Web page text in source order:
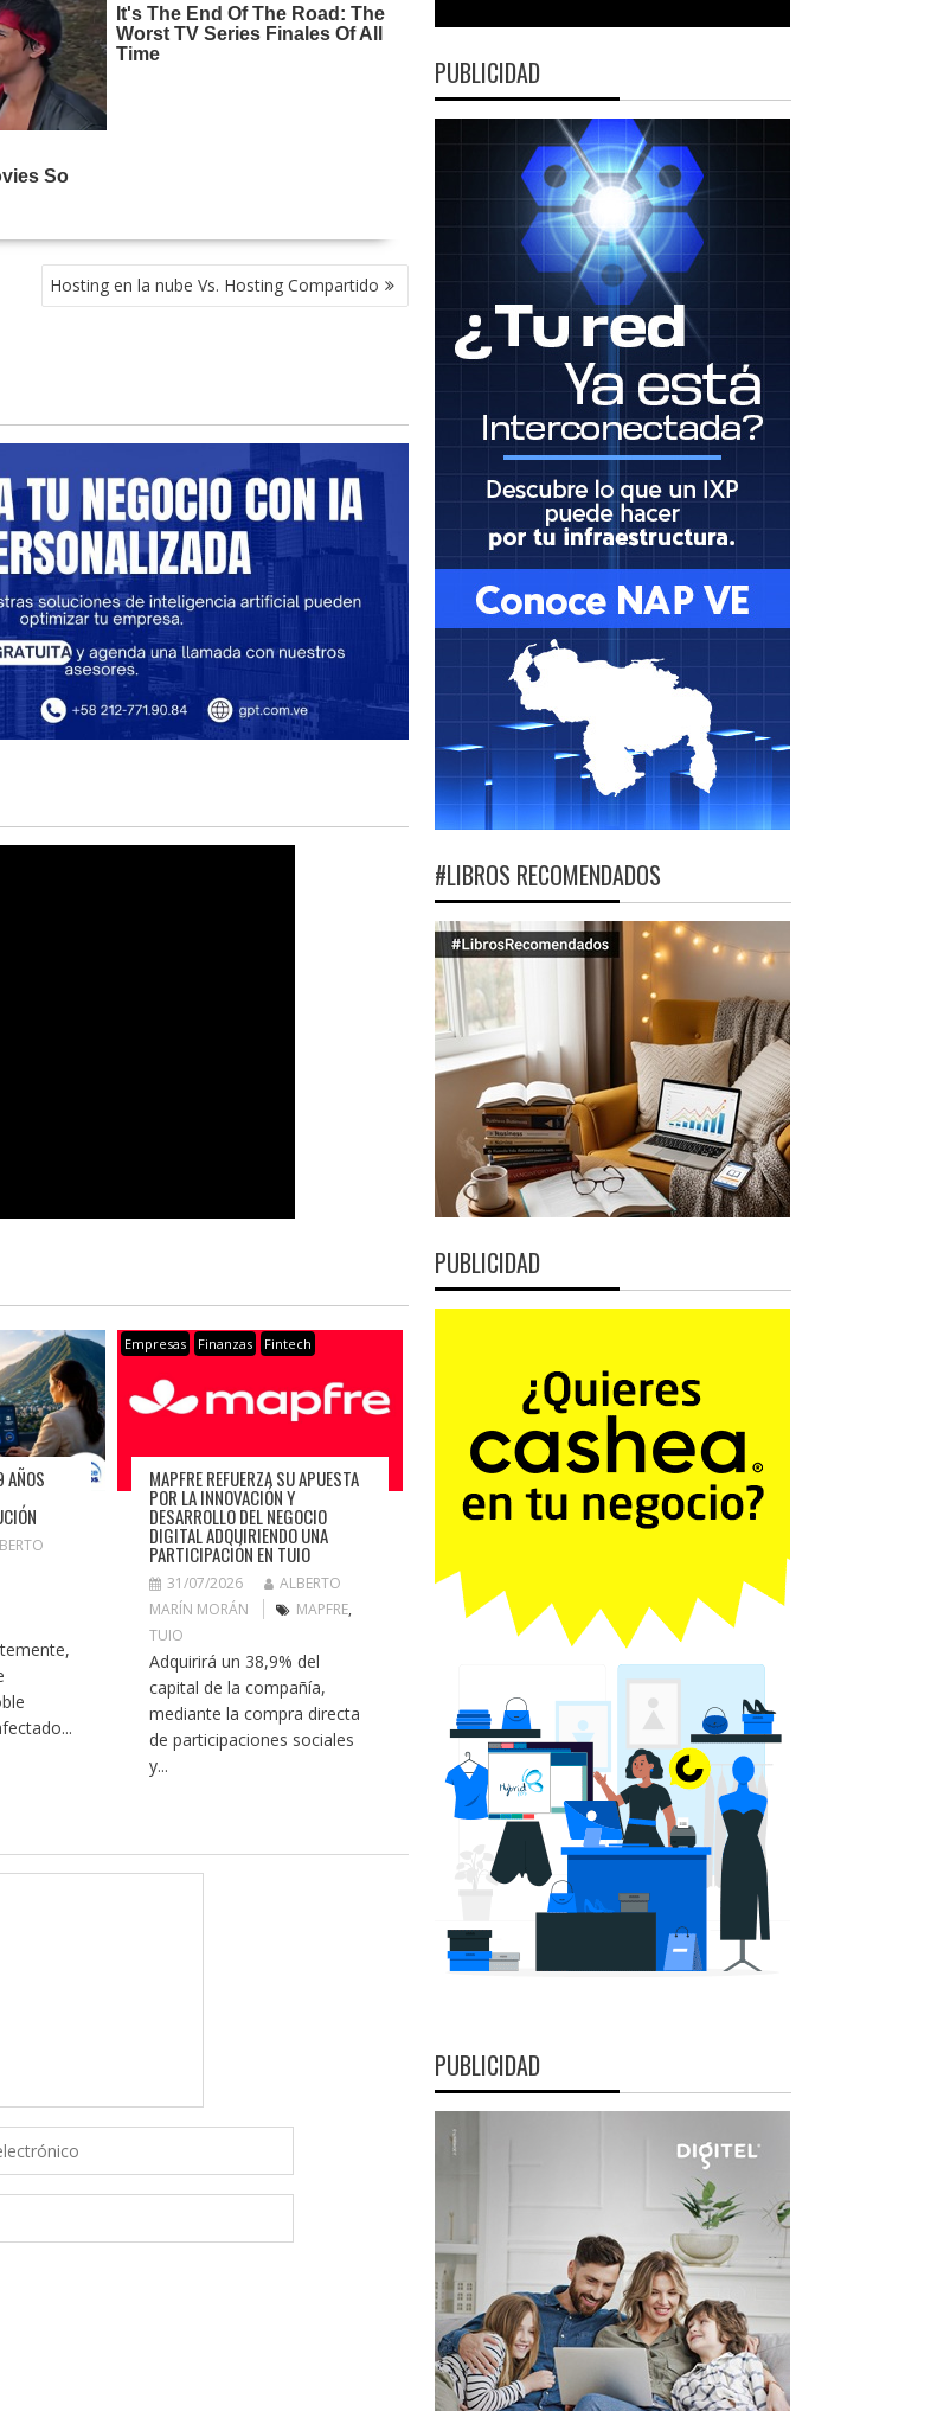
Hosting en la nube Vs. Hosting Compartido
AÑOS
Empresas Finanzas Fintech
MAPFRE REFUERZA SU APUESTA
POR LA INNOVACIÓN Y
DESARROLLO DEL NEGOCIO
DIGITAL ADQUIRIENDO UNA
PARTICIPACIÓN EN TUIO
31/07/2026
ALBERTO
MARÍN MORÁN
MAPFRE,
TUIO
Adquirirá un 38,9% del
capital de la compañía,
mediante la compra directa
de participaciones sociales
y...
PUBLICIDAD
#LIBROS RECOMENDADOS
PUBLICIDAD
PUBLICIDAD